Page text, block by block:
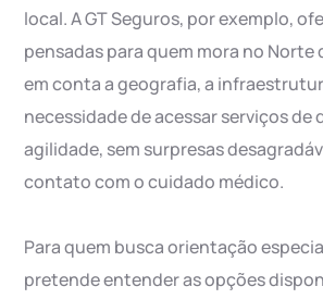
local. A GT Seguros, por exemplo,
pensadas para quem mora no Norte
em conta a geografia, a
necessidade de acessar serviços de
agilidade, sem surpresas
contato com o cuidado médico.
Para quem busca orientação
pretende entender as opções